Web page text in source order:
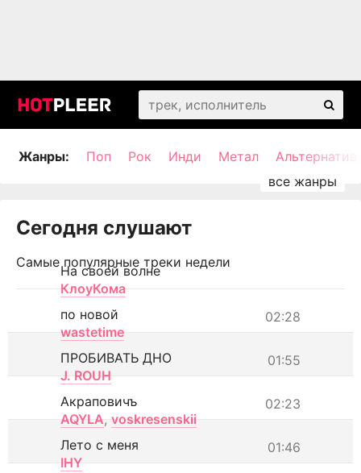
Жанры: Поп Рок Инди Метал
Сегодня слушают
Самые популярные треки недели
На своей волне
КлоуКома
02:28
по новой
wastetime
01:55
ПРОБИВАТЬ ДНО
J. ROUH
02:23
Акраповичъ
AQYLA, voskresenskii
01:46
Лето с меня
IHY